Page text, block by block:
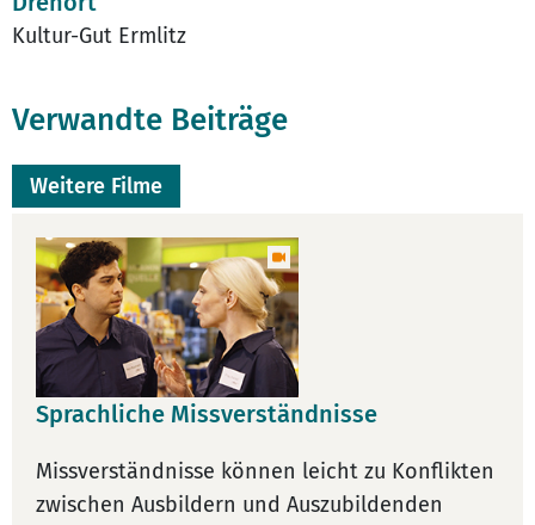
Kultur-Gut Ermlitz
Verwandte Beiträge
Weitere Filme
Sprachliche Missverständnisse
Missverständnisse können leicht zu Konflikten
zwischen Ausbildern und Auszubildenden